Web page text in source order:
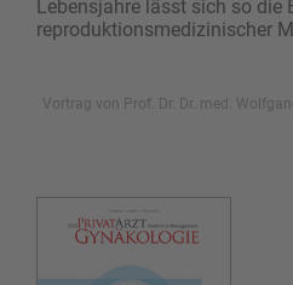
Lebensjahre lässt sich so
reproduktions­medizinischer
Vortrag von Prof. Dr. Dr. med.